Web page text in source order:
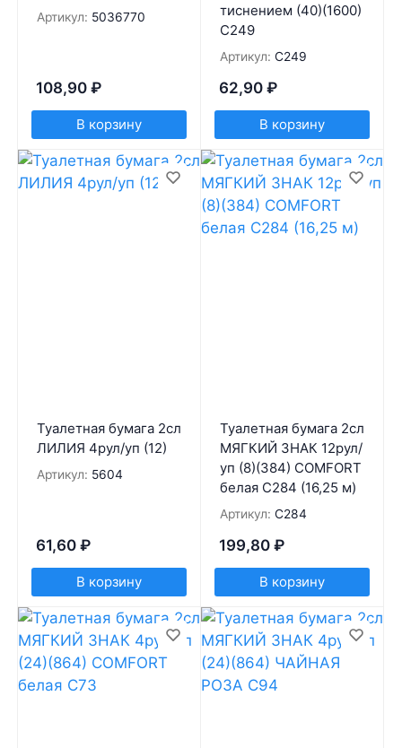
Артикул: 5036770
108,90 ₽
В корзину
тиснением (40)(1600)
С249
Артикул: С249
62,90 ₽
В корзину
Туалетная бумага 2сл
ЛИЛИЯ 4рул/уп (12)
Артикул: 5604
61,60 ₽
В корзину
Туалетная бумага 2сл
МЯГКИЙ ЗНАК 12рул/
уп (8)(384) COMFORT
белая С284 (16,25 м)
Артикул: С284
199,80 ₽
В корзину